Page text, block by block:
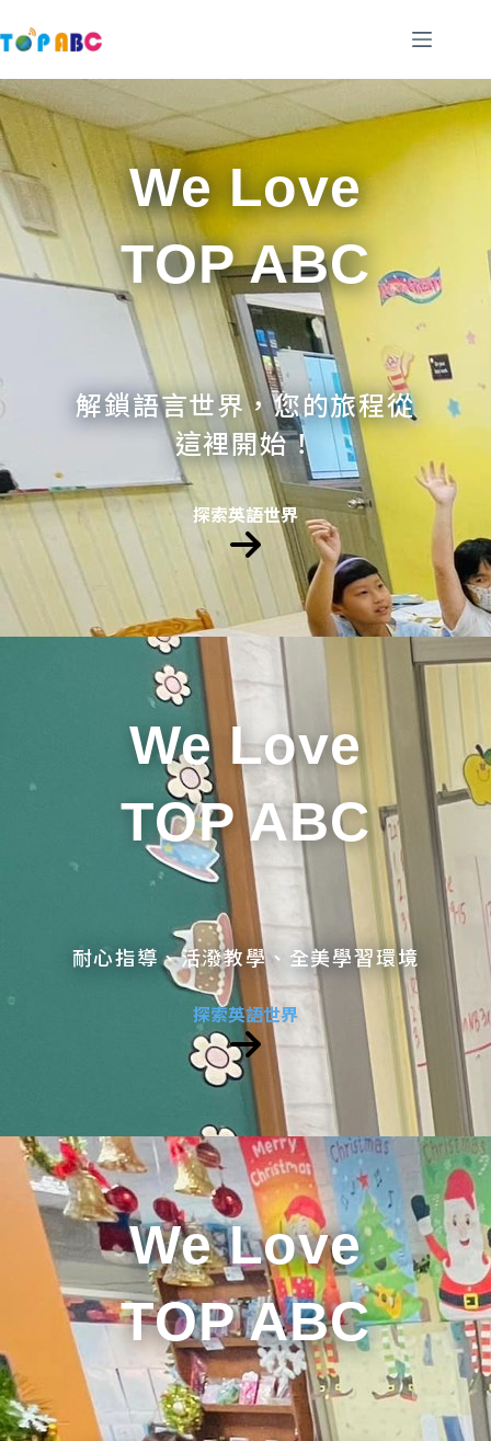
至
要
內
容
We Love
TOP ABC
解鎖語言世界，您的旅程從
這裡開始！
探索英語世界
We Love
TOP ABC
耐心指導、活潑教學、全美學習環境
探索英語世界
We Love
TOP ABC